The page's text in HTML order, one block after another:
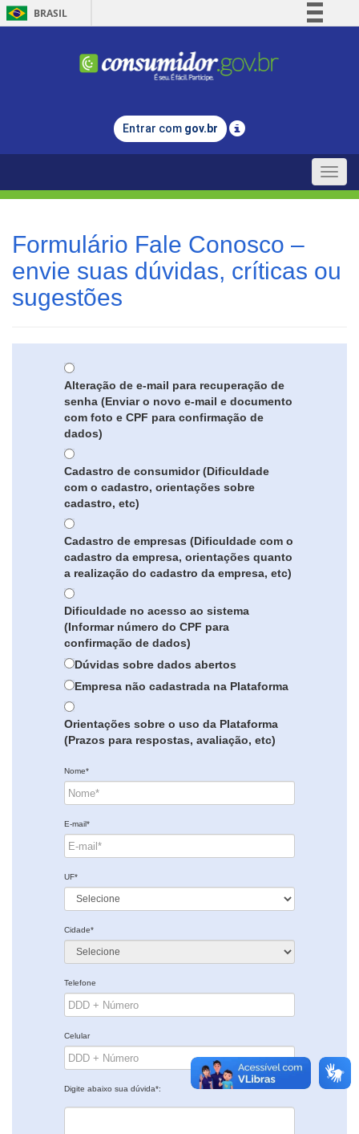
BRASIL
Comunica BR
Legislação
Entrar com gov.br
Toggle
Formulário Fale Conosco –
envie suas dúvidas, críticas ou
sugestões
Alteração de e-mail para recuperação de
senha (Enviar o novo e-mail e documento
com foto e CPF para confirmação de
dados)
Cadastro de consumidor (Dificuldade
com o cadastro, orientações sobre
cadastro, etc)
Cadastro de empresas (Dificuldade com o
cadastro da empresa, orientações quanto
a realização do cadastro da empresa, etc)
Dificuldade no acesso ao sistema
(Informar número do CPF para
confirmação de dados)
Dúvidas sobre dados abertos
Empresa não cadastrada na Plataforma
Orientações sobre o uso da Plataforma
(Prazos para respostas, avaliação, etc)
Nome*
E-mail*
UF*
Cidade*
Telefone
Celular
Digite abaixo sua dúvida*: